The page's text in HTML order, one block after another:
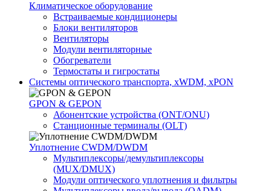
Климатичeское оборудование
Встраиваемые кондиционеры
Блоки вентиляторов
Вентиляторы
Модули вентиляторные
Обогреватели
Термостаты и гигростаты
Системы оптического транспорта, xWDM, xPON
GPON & GEPON
Абонентские устройства (ONT/ONU)
Станционные терминалы (OLT)
Уплотнение CWDM/DWDM
Мультиплексоры/демультиплексоры
(MUX/DMUX)
Модули оптического уплотнения и фильтры